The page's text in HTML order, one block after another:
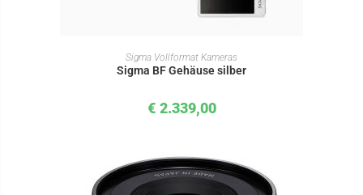
IN DEN WARENKORB
Sigma Vollformat Kameras
Sigma BF Gehäuse silber
€ 2.339,00